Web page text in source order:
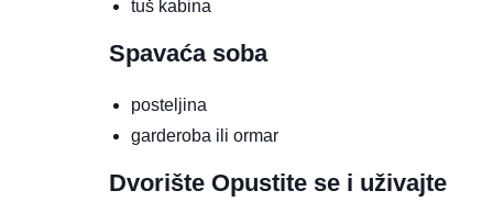
tuš kabina
Spavaća soba
posteljina
garderoba ili ormar
Dvorište Opustite se i uživajte